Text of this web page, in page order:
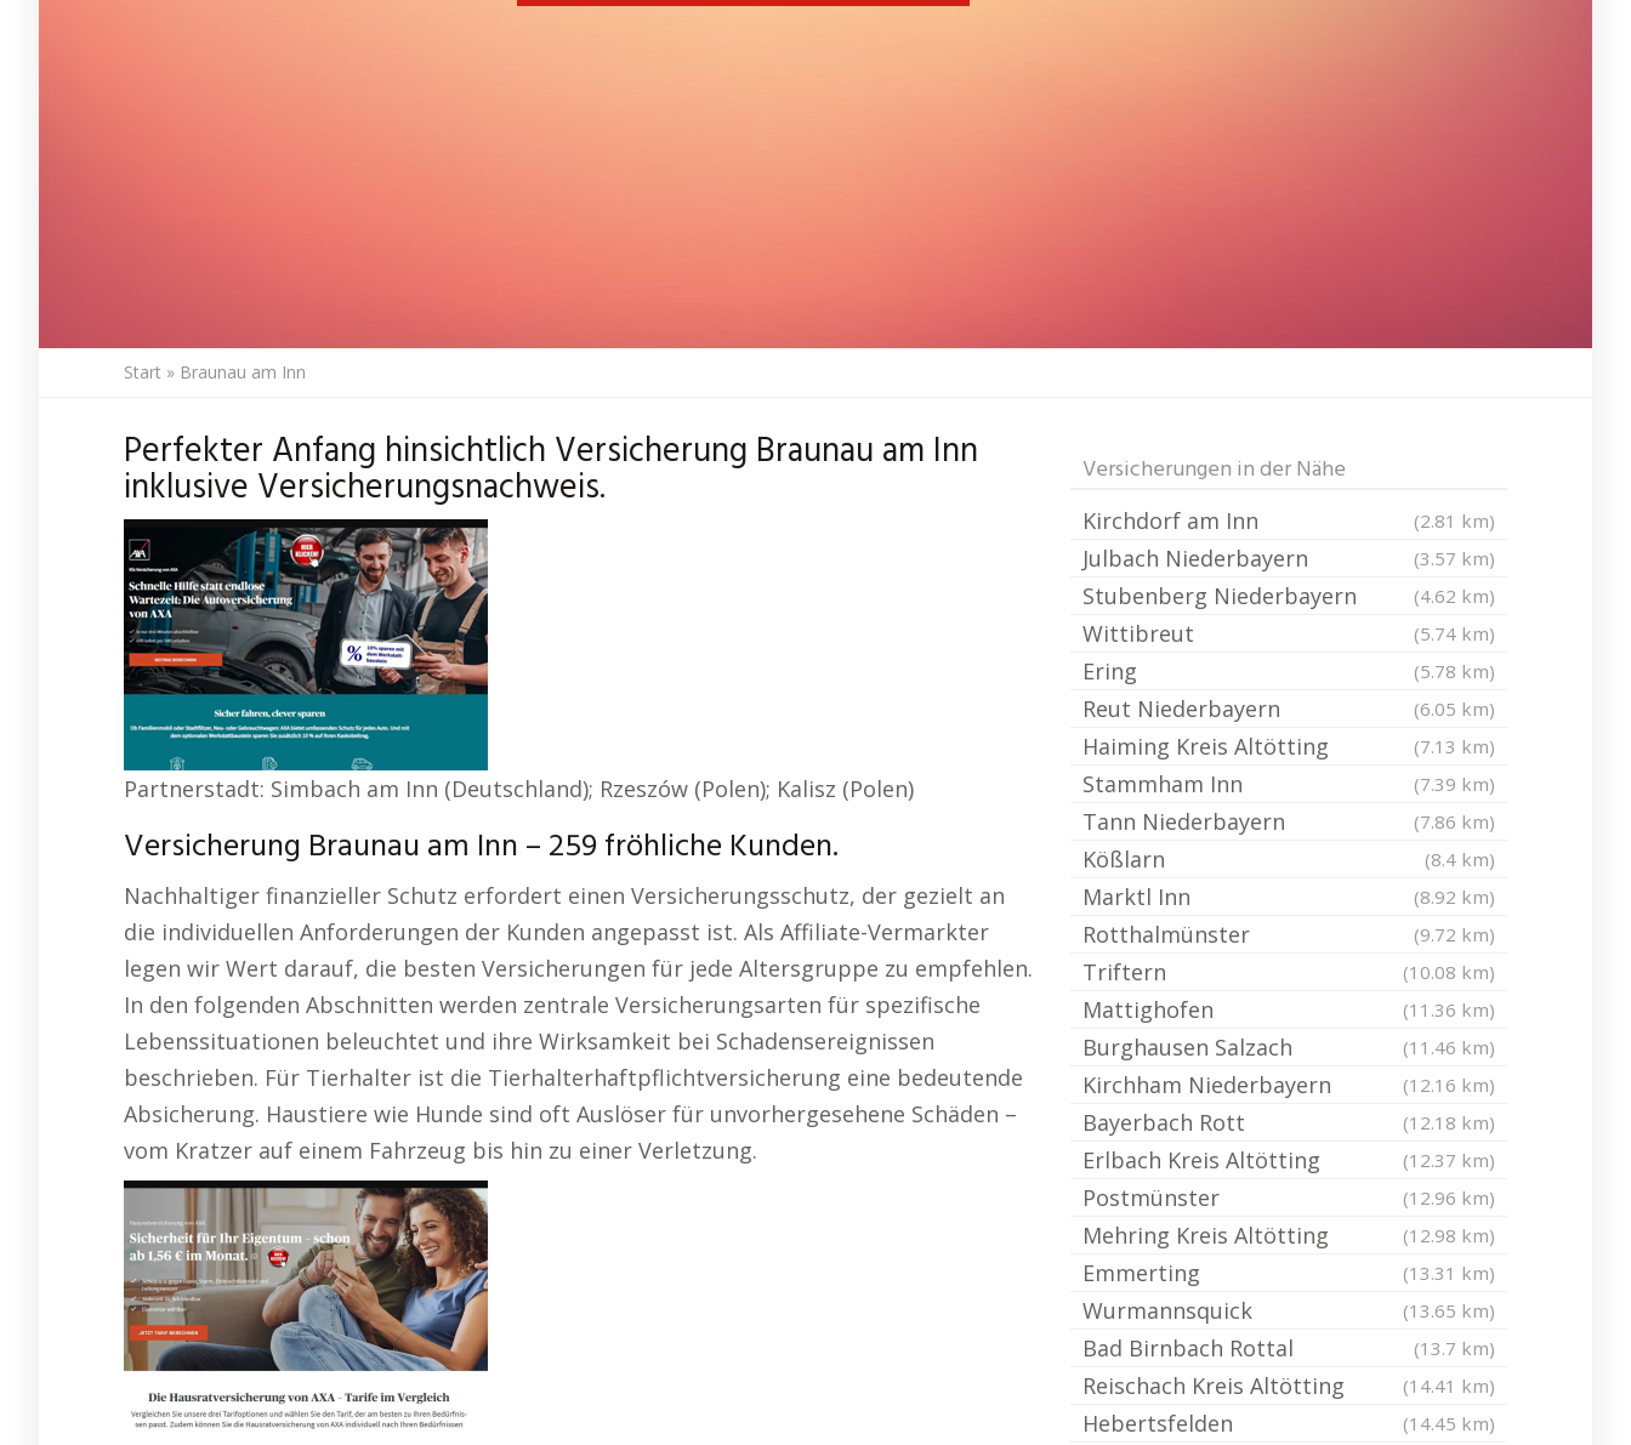
Start » Braunau am Inn
Perfekter Anfang hinsichtlich Versicherung Braunau am Inn
inklusive Versicherungsnachweis.
Partnerstadt: Simbach am Inn (Deutschland); Rzeszów (Polen); Kalisz (Polen)
Versicherung Braunau am Inn – 259 fröhliche Kunden.
Nachhaltiger finanzieller Schutz erfordert einen Versicherungsschutz, der gezielt an
die individuellen Anforderungen der Kunden angepasst ist. Als Affiliate-Vermarkter
legen wir Wert darauf, die besten Versicherungen für jede Altersgruppe zu empfehlen.
In den folgenden Abschnitten werden zentrale Versicherungsarten für spezifische
Lebenssituationen beleuchtet und ihre Wirksamkeit bei Schadensereignissen
beschrieben. Für Tierhalter ist die Tierhalterhaftpflichtversicherung eine bedeutende
Absicherung. Haustiere wie Hunde sind oft Auslöser für unvorhergesehene Schäden –
vom Kratzer auf einem Fahrzeug bis hin zu einer Verletzung.
Versicherungen in der Nähe
Kirchdorf am Inn (2.81 km)
Julbach Niederbayern (3.57 km)
Stubenberg Niederbayern (4.62 km)
Wittibreut (5.74 km)
Ering (5.78 km)
Reut Niederbayern (6.05 km)
Haiming Kreis Altötting (7.13 km)
Stammham Inn (7.39 km)
Tann Niederbayern (7.86 km)
Kößlarn (8.4 km)
Marktl Inn (8.92 km)
Rotthalmünster (9.72 km)
Triftern (10.08 km)
Mattighofen (11.36 km)
Burghausen Salzach (11.46 km)
Kirchham Niederbayern (12.16 km)
Bayerbach Rott (12.18 km)
Erlbach Kreis Altötting (12.37 km)
Postmünster (12.96 km)
Mehring Kreis Altötting (12.98 km)
Emmerting (13.31 km)
Wurmannsquick (13.65 km)
Bad Birnbach Rottal (13.7 km)
Reischach Kreis Altötting (14.41 km)
Hebertsfelden (14.45 km)